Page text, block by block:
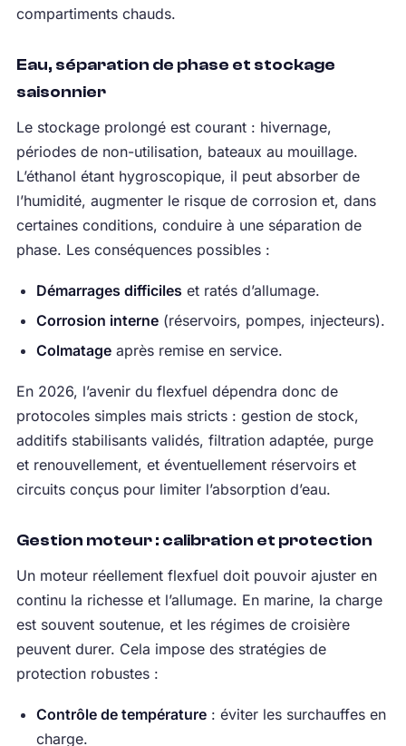
compartiments chauds.
Eau, séparation de phase et stockage
saisonnier
Le stockage prolongé est courant : hivernage,
périodes de non-utilisation, bateaux au mouillage.
L’éthanol étant hygroscopique, il peut absorber de
l’humidité, augmenter le risque de corrosion et, dans
certaines conditions, conduire à une séparation de
phase. Les conséquences possibles :
Démarrages difficiles et ratés d’allumage.
Corrosion interne(réservoirs, pompes, injecteurs).
Colmatageaprès remise en service.
En 2026, l’avenir du flexfuel dépendra donc de
protocoles simples mais stricts : gestion de stock,
additifs stabilisants validés, filtration adaptée, purge
et renouvellement, et éventuellement réservoirs et
circuits conçus pour limiter l’absorption d’eau.
Gestion moteur : calibration et protection
Un moteur réellement flexfuel doit pouvoir ajuster en
continu la richesse et l’allumage. En marine, la charge
est souvent soutenue, et les régimes de croisière
peuvent durer. Cela impose des stratégies de
protection robustes :
Contrôle de température: éviter les surchauffes en
charge.